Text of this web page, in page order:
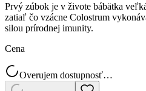
Prvý zúbok je v živote bábätka
zatiaľ čo vzácne Colostrum
silou prírodnej imunity.
Cena
Overujem dostupnosť…